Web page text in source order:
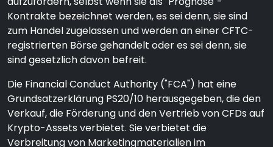
Kontrakte bezeichnet werden, es sei denn, sie sind
zum Handel zugelassen und werden an einer CFTC-
registrierten Börse gehandelt oder es sei denn, sie
sind gesetzlich davon befreit.
Die Financial Conduct Authority ("FCA") hat eine
Grundsatzerklärung PS20/10 herausgegeben, die den
Verkauf, die Förderung und den Vertrieb von CFDs auf
Krypto-Assets verbietet. Sie verbietet die
Verbreitung von Marketingmaterialien im